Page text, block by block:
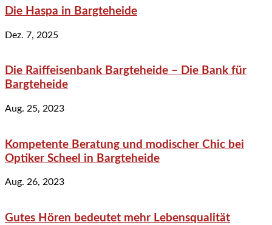
Die Haspa in Bargteheide
Dez. 7, 2025
Die Raiffeisenbank Bargteheide – Die Bank für
Bargteheide
Aug. 25, 2023
Kompetente Beratung und modischer Chic bei
Optiker Scheel in Bargteheide
Aug. 26, 2023
Gutes Hören bedeutet mehr Lebensqualität